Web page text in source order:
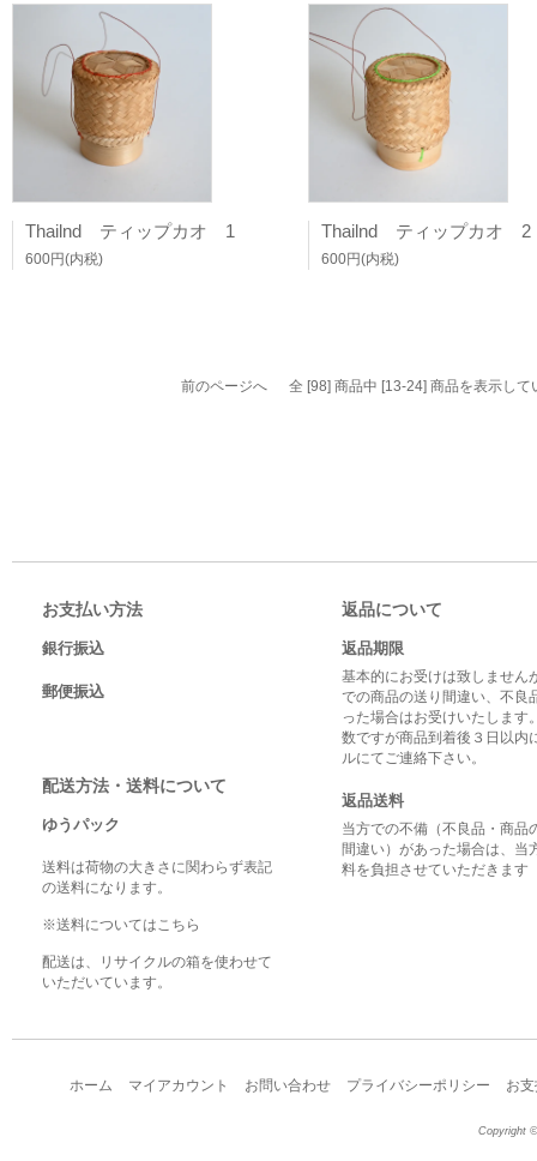
Thailnd ティップカオ 1
600円(内税)
Thailnd ティップカオ 2
600円(内税)
前のページへ 全 [98] 商品中 [13-24] 商品を表示し
お支払い方法
銀行振込
郵便振込
配送方法・送料について
ゆうパック
送料は荷物の大きさに関わらず表記
の送料になります。
※送料についてはこちら
配送は、リサイクルの箱を使わせて
いただいています。
返品について
返品期限
基本的にお受けは致しません
での商品の送り間違い、不良
った場合はお受けいたします
数ですが商品到着後３日以内
ルにてご連絡下さい。
返品送料
当方での不備（不良品・商品
間違い）があった場合は、当
料を負担させていただきます
ホーム マイアカウント お問い合わせ プライバシーポリシー お
Copyright